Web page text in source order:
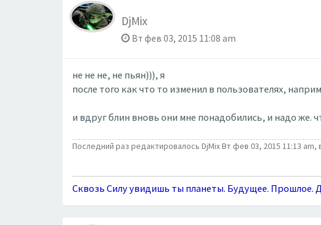
DjMix
Вт фев 03, 2015 11:08 am
не не не, не пьян))), я
после того как что то изменил в пользователях,
и вдруг блин вновь они мне понадобились, и надо же.
Последний раз редактировалось DjMix Вт фев 03, 2015 11:13 am,
Сквозь Силу увидишь ты планеты. Будущее. Прошлое.